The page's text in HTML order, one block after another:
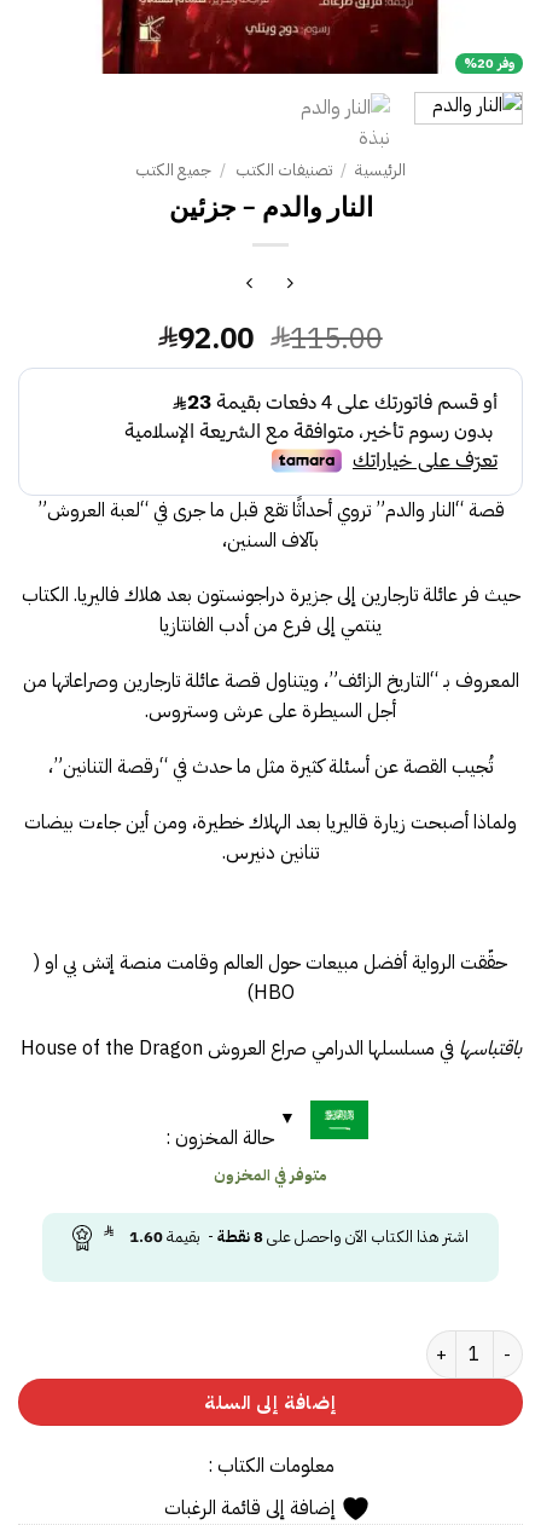
وفر 20%
الرئيسية / تصنيفات الكتب / جميع الكتب
النار والدم – جزئين
115.00 السعر
الأصلي
هو:
115.00.
92.00 السعر
الحالي
92.00.
قصة “النار والدم” تروي أحداثًا تقع قبل ما جرى في “لعبة العروش”
بآلاف السنين،
حيث فر عائلة تارجارين إلى جزيرة دراجونستون بعد هلاك فاليريا. الكتاب
ينتمي إلى فرع من أدب الفانتازيا
المعروف بـ “التاريخ الزائف”، ويتناول قصة عائلة تارجارين وصراعاتها من
أجل السيطرة على عرش وستروس.
تُجيب القصة عن أسئلة كثيرة مثل ما حدث في “رقصة التنانين”،
ولماذا أصبحت زيارة قاليريا بعد الهلاك خطيرة، ومن أين جاءت بيضات
تنانين دنيرس.
حقّقت الرواية أفضل مبيعات حول العالم وقامت منصة إتش بي او (
HBO)
باقتباسها في مسلسلها الدرامي صراع العروش House of the Dragon
حالة المخزون :
متوفر في المخزون
اشتر هذا الكتاب الآن واحصل على8نقطة- بقيمة1.60
كمية النار والدم - جزئين
إضافة إلى السلة
معلومات الكتاب :
إضافة إلى قائمة الرغبات